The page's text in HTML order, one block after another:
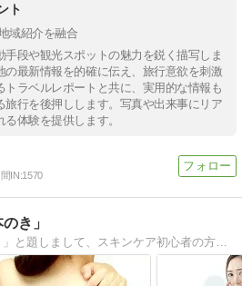
ト
域紹介を融合
手段や観光スポットの魅力を鋭く描写しま
最新情報を的確に伝え、旅行意欲を刺激
ラベルレポートと共に、実用的な情報も
行を後押しします。写真や出来事にリア
体験を提供します。
間IN:1570
き」
スキンケアの「基本のき」と題しまして、スキンケア初心者の方にも判り易く解説をしていきます